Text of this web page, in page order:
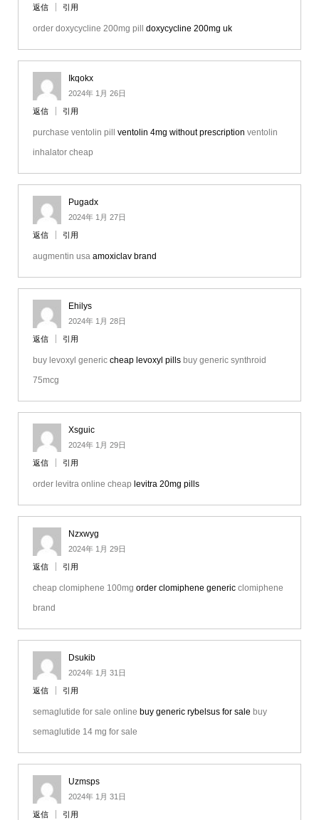
返信 引用
order doxycycline 200mg pill doxycycline 200mg uk
Ikqokx
2024年 1月 26日
返信 引用
purchase ventolin pill ventolin 4mg without prescription ventolin
inhalator cheap
Pugadx
2024年 1月 27日
返信 引用
augmentin usa amoxiclav brand
Ehilys
2024年 1月 28日
返信 引用
buy levoxyl generic cheap levoxyl pillsbuy generic synthroid
75mcg
Xsguic
2024年 1月 29日
返信 引用
order levitra online cheap levitra 20mg pills
Nzxwyg
2024年 1月 29日
返信 引用
cheap clomiphene 100mg order clomiphene genericclomiphene
brand
Dsukib
2024年 1月 31日
返信 引用
semaglutide for sale online buy generic rybelsus for sale buy
semaglutide 14 mg for sale
Uzmsps
2024年 1月 31日
返信 引用